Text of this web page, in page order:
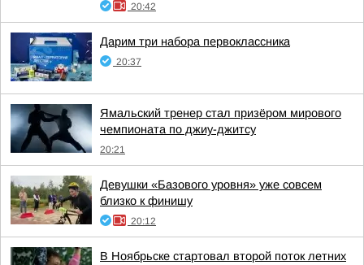
20:42
Дарим три набора первоклассника
20:37
Ямальский тренер стал призёром мирового
чемпионата по джиу-джитсу
20:21
Девушки «Базового уровня» уже совсем
близко к финишу
20:12
В Ноябрьске стартовал второй поток летних